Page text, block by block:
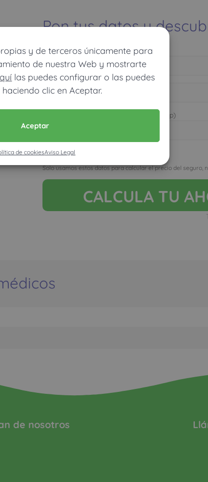
y de terceros únicamente para
de nuestra Web y mostrarte
las puedes configurar o las puedes
clic en Aceptar.
Aceptar
de cookiesAviso Legal
Pon tus datos y
dinero ahorrarías
Móvil (Enviamos resultados vía WhatsApp)
Acepto la nota legal y RGPD
Solo usamos estos datos para calcular el precio del seguro,
CALCULA TU
de nosotros